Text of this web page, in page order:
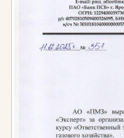
работы и без
курс повышения
месяца,
переподготовки